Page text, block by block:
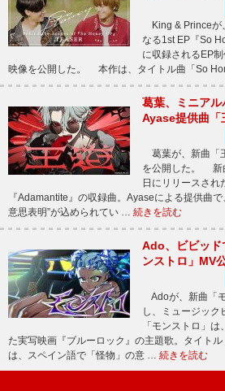
King & Princeが
なる1st EP『So
に収録されるEP
映像を公開した。 本作は、タイトル曲「So
葛葉、ミニア
Ayase提供曲「
葛葉が、新曲「
を公開した。 新
日にリリースされ
『Adamantite』の収録曲。Ayaseによる提供曲で
意思表明”が込められてい … 続きを読む
Ado、ビビッド
ンストロ」MV
Adoが、新曲「
し、ミュージッ
「モンストロ」
た実写映画『ブルーロック』の主題歌。タイトル
は、スペイン語で「怪物」の意 … 続きを読む